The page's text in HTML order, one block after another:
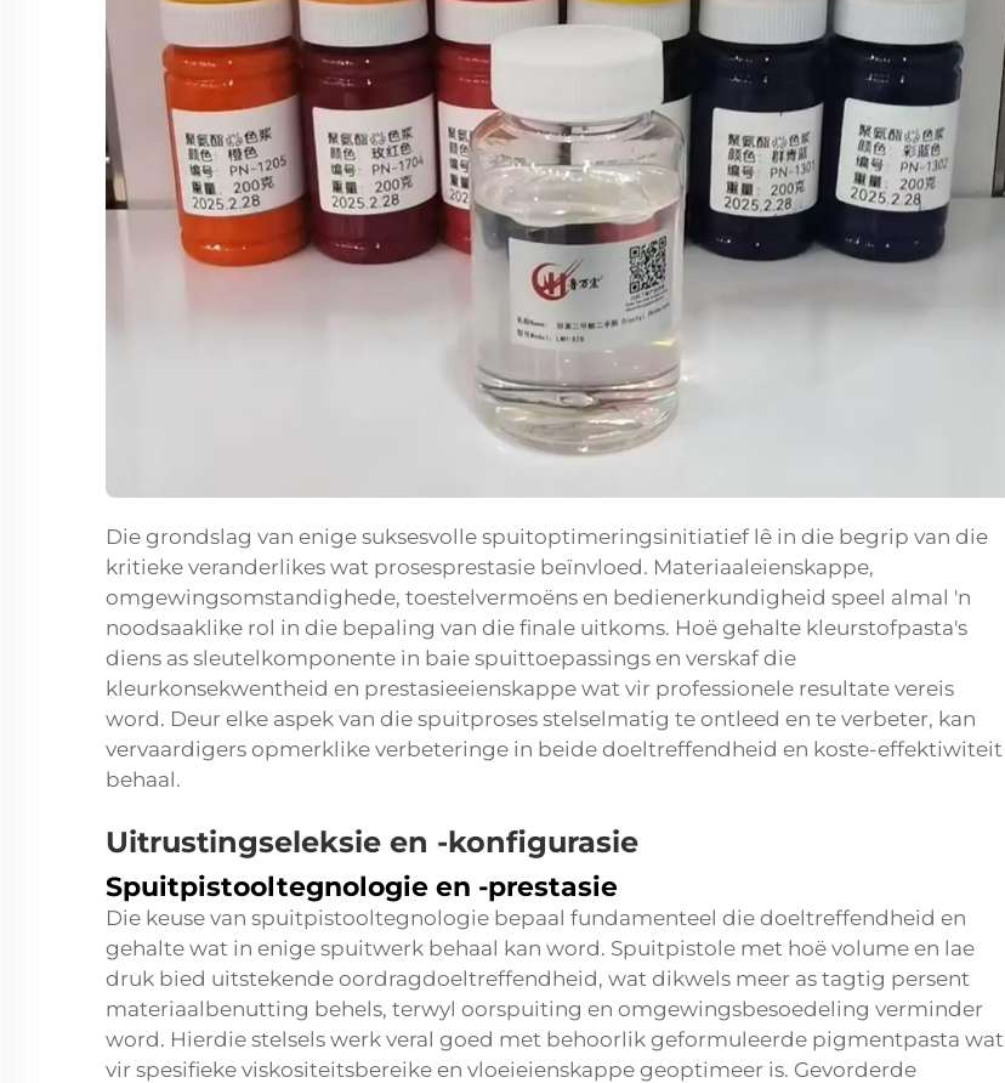
Die grondslag van enige suksesvolle spuitoptimeringsinitiatief lê in die begrip van die
kritieke veranderlikes wat prosesprestasie beïnvloed. Materiaaleienskappe,
omgewingsomstandighede, toestelvermoëns en bedienerkundigheid speel almal 'n
noodsaaklike rol in die bepaling van die finale uitkoms. Hoë gehalte kleurstofpasta's
diens as sleutelkomponente in baie spuittoepassings en verskaf die
kleurkonsekwentheid en prestasieeienskappe wat vir professionele resultate vereis
word. Deur elke aspek van die spuitproses stelselmatig te ontleed en te verbeter, kan
vervaardigers opmerklike verbeteringe in beide doeltreffendheid en koste-effektiwiteit
behaal.
Uitrustingseleksie en -konfigurasie
Spuitpistooltegnologie en -prestasie
Die keuse van spuitpistooltegnologie bepaal fundamenteel die doeltreffendheid en
gehalte wat in enige spuitwerk behaal kan word. Spuitpistole met hoë volume en lae
druk bied uitstekende oordragdoeltreffendheid, wat dikwels meer as tagtig persent
materiaalbenutting behels, terwyl oorspuiting en omgewingsbesoedeling verminder
word. Hierdie stelsels werk veral goed met behoorlik geformuleerde pigmentpasta wat
vir spesifieke viskositeitsbereike en vloeieienskappe geoptimeer is. Gevorderde